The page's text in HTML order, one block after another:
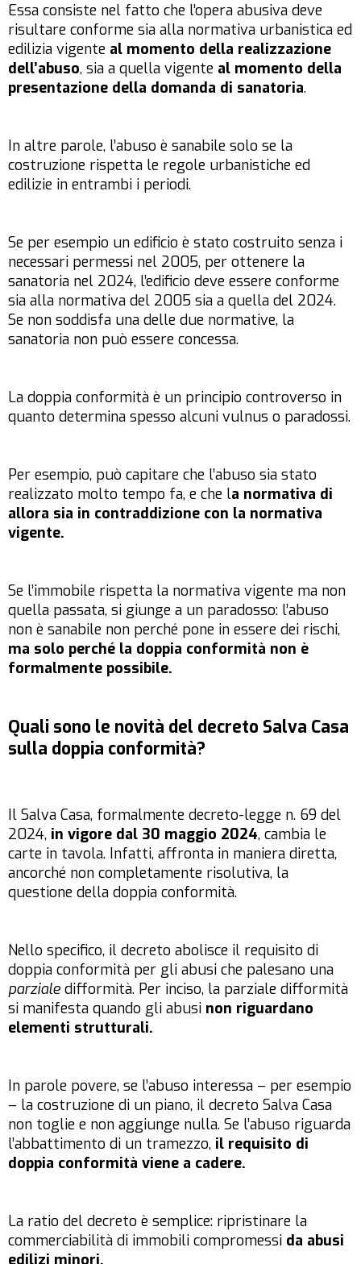
Essa consiste nel fatto che l’opera abusiva deve
risultare conforme sia alla normativa urbanistica ed
edilizia vigente al momento della realizzazione
dell’abuso, sia a quella vigente al momento della
presentazione della domanda di sanatoria.
In altre parole, l’abuso è sanabile solo se la
costruzione rispetta le regole urbanistiche ed
edilizie in entrambi i periodi.
Se per esempio un edificio è stato costruito senza i
necessari permessi nel 2005, per ottenere la
sanatoria nel 2024, l’edificio deve essere conforme
sia alla normativa del 2005 sia a quella del 2024.
Se non soddisfa una delle due normative, la
sanatoria non può essere concessa.
La doppia conformità è un principio controverso in
quanto determina spesso alcuni vulnus o paradossi.
Per esempio, può capitare che l’abuso sia stato
realizzato molto tempo fa, e che la normativa di
allora sia in contraddizione con la normativa
vigente.
Se l’immobile rispetta la normativa vigente ma non
quella passata, si giunge a un paradosso: l’abuso
non è sanabile non perché pone in essere dei rischi,
ma solo perché la doppia conformità non è
formalmente possibile.
Quali sono le novità del decreto Salva Casa
sulla doppia conformità?
Il Salva Casa, formalmente decreto-legge n. 69 del
2024, in vigore dal 30 maggio 2024, cambia le
carte in tavola. Infatti, affronta in maniera diretta,
ancorché non completamente risolutiva, la
questione della doppia conformità.
Nello specifico, il decreto abolisce il requisito di
doppia conformità per gli abusi che palesano una
parziale difformità. Per inciso, la parziale difformità
si manifesta quando gli abusi non riguardano
elementi strutturali.
In parole povere, se l’abuso interessa – per esempio
– la costruzione di un piano, il decreto Salva Casa
non toglie e non aggiunge nulla. Se l’abuso riguarda
l’abbattimento di un tramezzo, il requisito di
doppia conformità viene a cadere.
La ratio del decreto è semplice: ripristinare la
commerciabilità di immobili compromessi da abusi
edilizi minori.